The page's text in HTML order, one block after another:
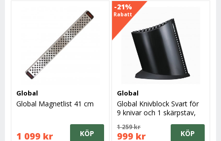
Global
Global Magnetlist 41 cm
1 099 kr KÖP
-21%
Rabatt
Global
Global Knivblock Svart för
9 knivar och 1 skärpstav,
1 259 kr
999 kr KÖP